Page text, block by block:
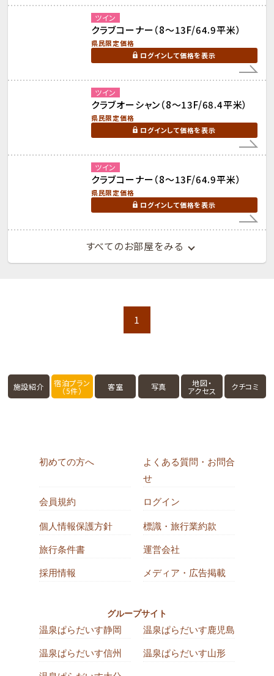
ツイン
クラブコーナー（8～13F/64.9平米）
県民限定価格
ログインして価格を表示
ツイン
クラブオーシャン（8～13F/68.4平米）
県民限定価格
ログインして価格を表示
ツイン
クラブコーナー（8～13F/64.9平米）
県民限定価格
ログインして価格を表示
すべてのお部屋をみる
1
施設紹介 宿泊プラン
（5件） 客室 写真 地図・
アクセス クチコミ
初めての方へ
よくある質問・お問合
せ
会員規約 ログイン
個人情報保護方針 標識・旅行業約款
旅行条件書 運営会社
採用情報 メディア・広告掲載
グループサイト
温泉ぱらだいす静岡 温泉ぱらだいす鹿児島
温泉ぱらだいす信州 温泉ぱらだいす山形